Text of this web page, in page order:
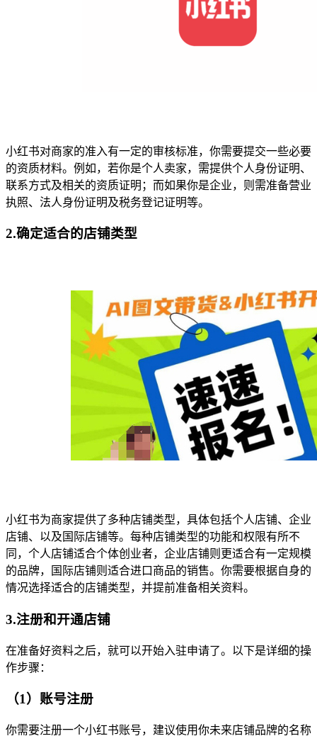
小红书对商家的准入有一定的审核标准，你需要提交一些必要
的资质材料。例如，若你是个人卖家，需提供个人身份证明、
联系方式及相关的资质证明；而如果你是企业，则需准备营业
执照、法人身份证明及税务登记证明等。
2.确定适合的店铺类型
小红书为商家提供了多种店铺类型，具体包括个人店铺、企业
店铺、以及国际店铺等。每种店铺类型的功能和权限有所不
同，个人店铺适合个体创业者，企业店铺则更适合有一定规模
的品牌，国际店铺则适合进口商品的销售。你需要根据自身的
情况选择适合的店铺类型，并提前准备相关资料。
3.注册和开通店铺
在准备好资料之后，就可以开始入驻申请了。以下是详细的操
作步骤：
（1）账号注册
你需要注册一个小红书账号，建议使用你未来店铺品牌的名称